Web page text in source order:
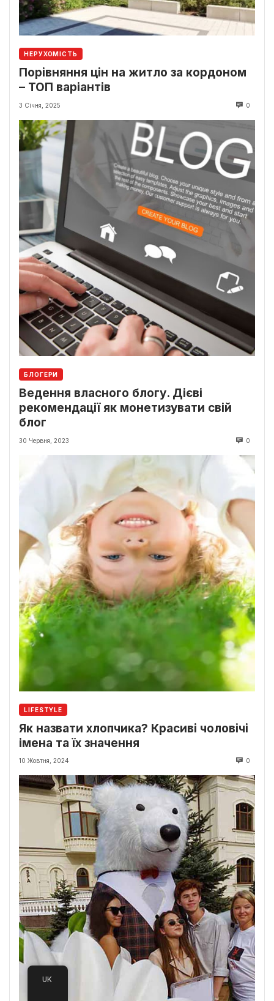
НЕРУХОМІСТЬ
Порівняння цін на житло за кордоном
– ТОП варіантів
3 Січня, 2025 0
БЛОГЕРИ
Ведення власного блогу. Дієві
рекомендації як монетизувати свій
блог
30 Червня, 2023 0
LIFESTYLE
Як назвати хлопчика? Красиві чоловічі
імена та їх значення
10 Жовтня, 2024 0
UK